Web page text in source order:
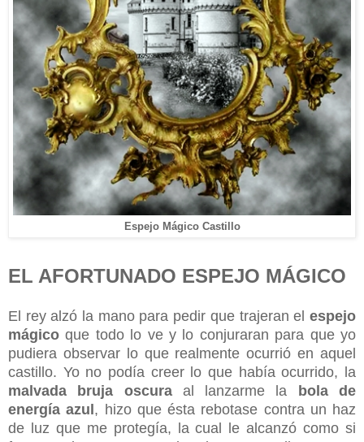
Espejo Mágico Castillo
EL AFORTUNADO ESPEJO MÁGICO
El rey alzó la mano para pedir que trajeran el espejo
mágico que todo lo ve y lo conjuraran para que yo
pudiera observar lo que realmente ocurrió en aquel
castillo. Yo no podía creer lo que había ocurrido, la
malvada bruja oscuraal lanzarme la bola de
energía azul, hizo que ésta rebotase contra un haz
de luz que me protegía, la cual le alcanzó como si